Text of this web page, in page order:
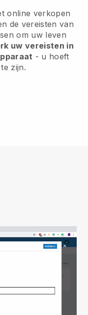
online verkopen
de vereisten van
om uw leven
uw vereisten in
- u hoeft
zijn.